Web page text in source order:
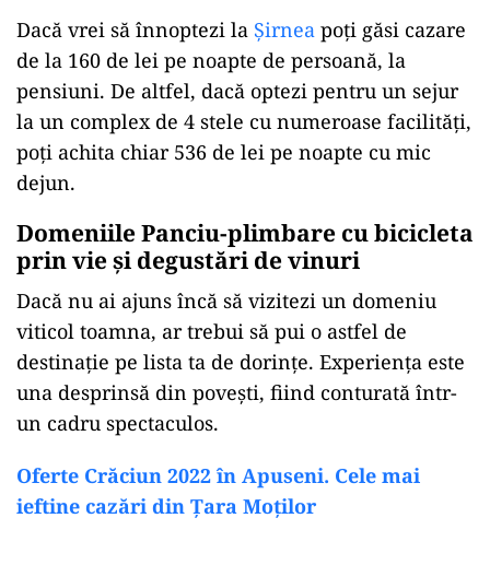
Dacă vrei să înnoptezi la Șirnea poți găsi cazare
de la 160 de lei pe noapte de persoană, la
pensiuni. De altfel, dacă optezi pentru un sejur
la un complex de 4 stele cu numeroase facilități,
poți achita chiar 536 de lei pe noapte cu mic
dejun.
Domeniile Panciu-plimbare cu bicicleta
prin vie și degustări de vinuri
Dacă nu ai ajuns încă să vizitezi un domeniu
viticol toamna, ar trebui să pui o astfel de
destinație pe lista ta de dorințe. Experiența este
una desprinsă din povești, fiind conturată într-
un cadru spectaculos.
Oferte Crăciun 2022 în Apuseni. Cele mai
ieftine cazări din Țara Moților